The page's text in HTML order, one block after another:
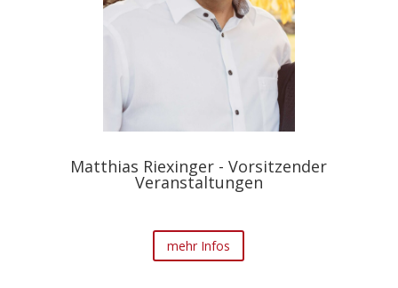
Matthias Riexinger - Vorsitzender
Veranstaltungen
mehr Infos